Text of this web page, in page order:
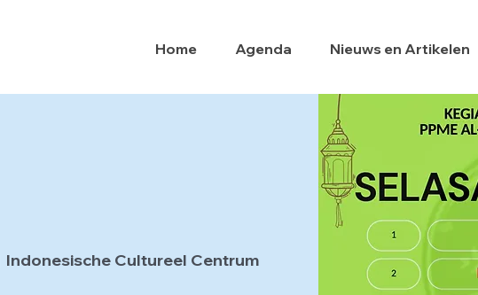
Home Agenda Nieuws en Artikelen
Indonesische Cultureel Centrum